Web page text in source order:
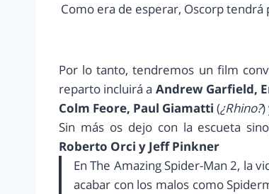
Como era de esperar, Oscorp
Por lo tanto, tendremos un film
reparto incluirá a Andrew Garfield,
Colm Feore, Paul Giamatti (¿Rhino?)
Sin más os dejo con la escueta
Roberto Orci y Jeff Pinkner
En The Amazing Spider-Man 2, la
acabar con los malos como